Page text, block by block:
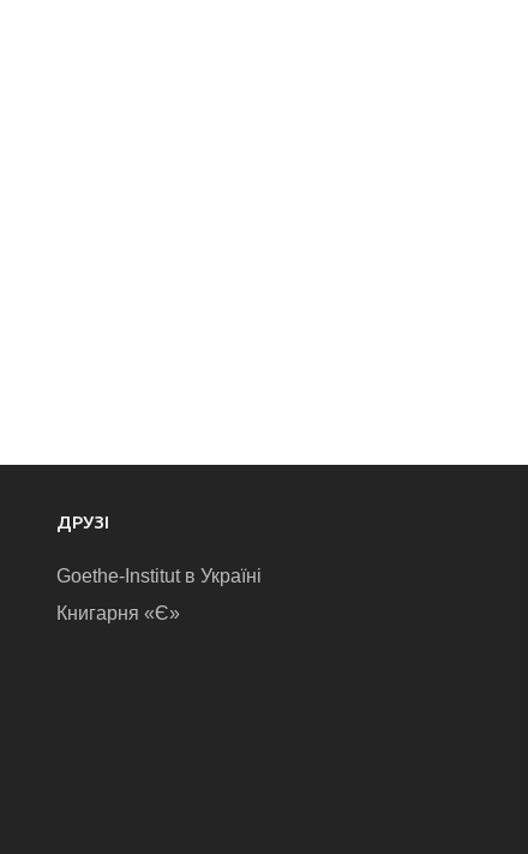
ДРУЗІ
Goethe-Institut в Україні
Книгарня «Є»